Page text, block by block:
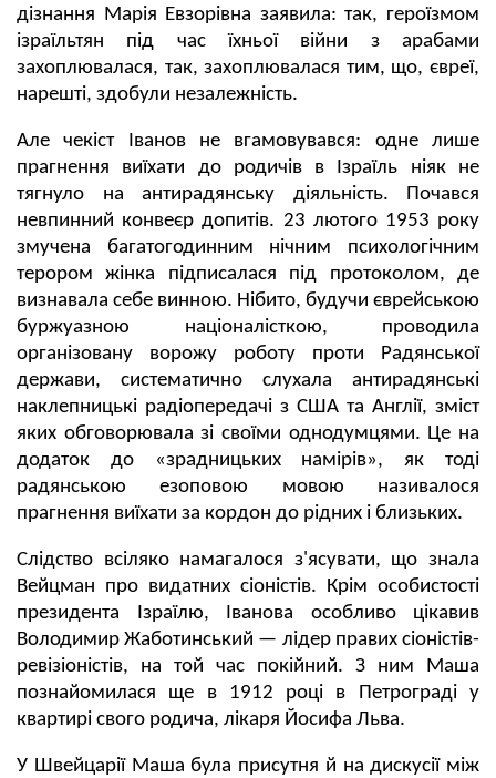
дізнання Марія Евзорівна заявила: так, героїзмом
ізраїльтян під час їхньої війни з арабами
захоплювалася, так, захоплювалася тим, що, євреї,
нарешті, здобули незалежність.
Але чекіст Іванов не вгамовувався: одне лише
прагнення виїхати до родичів в Ізраїль ніяк не
тягнуло на антирадянську діяльність. Почався
невпинний конвеєр допитів. 23 лютого 1953 року
змучена багатогодинним нічним психологічним
терором жінка підписалася під протоколом, де
визнавала себе винною. Нібито, будучи єврейською
буржуазною націоналісткою, проводила
організовану ворожу роботу проти Радянської
держави, систематично слухала антирадянські
наклепницькі радіопередачі з США та Англії, зміст
яких обговорювала зі своїми однодумцями. Це на
додаток до «зрадницьких намірів», як тоді
радянською езоповою мовою називалося
прагнення виїхати за кордон до рідних і близьких.
Слідство всіляко намагалося з'ясувати, що знала
Вейцман про видатних сіоністів. Крім особистості
президента Ізраїлю, Іванова особливо цікавив
Володимир Жаботинський — лідер правих сіоністів-
ревізіоністів, на той час покійний. З ним Маша
познайомилася ще в 1912 році в Петрограді у
квартирі свого родича, лікаря Йосифа Льва.
У Швейцарії Маша була присутня й на дискусії між